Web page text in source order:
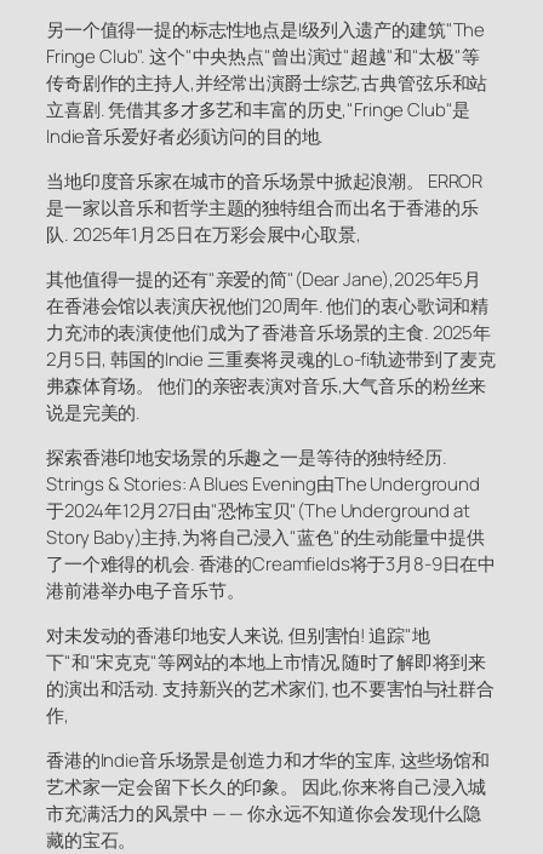
另一个值得一提的标志性地点是I级列入遗产的建筑"The
Fringe Club". 这个"中央热点"曾出演过"超越"和"太极"等
传奇剧作的主持人,并经常出演爵士综艺,古典管弦乐和站
立喜剧. 凭借其多才多艺和丰富的历史,"Fringe Club"是
Indie音乐爱好者必须访问的目的地.
当地印度音乐家在城市的音乐场景中掀起浪潮。 ERROR
是一家以音乐和哲学主题的独特组合而出名于香港的乐
队. 2025年1月25日在万彩会展中心取景,
其他值得一提的还有"亲爱的简"(Dear Jane),2025年5月
在香港会馆以表演庆祝他们20周年. 他们的衷心歌词和精
力充沛的表演使他们成为了香港音乐场景的主食. 2025年
2月5日, 韩国的Indie 三重奏将灵魂的Lo-fi轨迹带到了麦克
弗森体育场。 他们的亲密表演对音乐,大气音乐的粉丝来
说是完美的.
探索香港印地安场景的乐趣之一是等待的独特经历.
Strings & Stories: A Blues Evening由The Underground
于2024年12月27日由"恐怖宝贝"(The Underground at
Story Baby)主持,为将自己浸入"蓝色"的生动能量中提供
了一个难得的机会. 香港的Creamfields将于3月8-9日在中
港前港举办电子音乐节。
对未发动的香港印地安人来说, 但别害怕! 追踪"地
下"和"宋克克"等网站的本地上市情况,随时了解即将到来
的演出和活动. 支持新兴的艺术家们, 也不要害怕与社群合
作,
香港的Indie音乐场景是创造力和才华的宝库, 这些场馆和
艺术家一定会留下长久的印象。 因此,你来将自己浸入城
市充满活力的风景中 — — 你永远不知道你会发现什么隐
藏的宝石。